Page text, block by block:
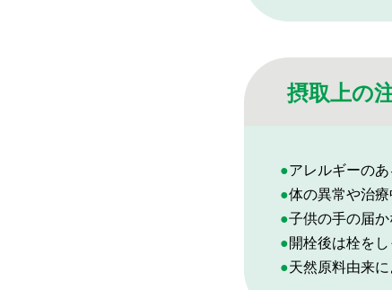
摂取上の
●アレルギーの
●体の異常や治
●子供の手の届
●開栓後は栓を
●天然原料由来